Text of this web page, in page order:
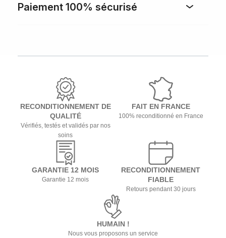
Paiement 100% sécurisé
RECONDITIONNEMENT DE
QUALITÉ
Vérifiés, testés et validés par nos
soins
FAIT EN FRANCE
100% reconditionné en France
GARANTIE 12 MOIS
Garantie 12 mois
RECONDITIONNEMENT
FIABLE
Retours pendant 30 jours
HUMAIN !
Nous vous proposons un service